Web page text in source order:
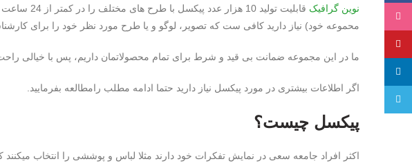
نوین گرافیک
قابلیت
محموعه خود) نیاز دارید کافی ست که تصویر، لوگو و یا طرح مورد نظر خود را برای
ما در این مجموعه ضمانت بی قید و شرط برای تمام محصولاتمان داریم، پس با خیالی
اگر اطلاعات بیشتری در مورد پیکسل نیاز دارید حتما ادامه مطلب رامطالعه بفرمایید.
پیکسل چیست؟
اکثر افراد جامعه سعی در نمایش تفکرات خود دارند مثلا لباس و پوششی را انتخاب میکنند
اینستاگرام
پینترست
لینکدین
تلگرام